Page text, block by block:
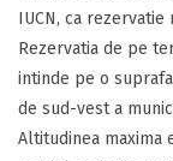
IUCN, ca
Rezervatia de pe
intinde pe o
de sud-vest a
Altitudinea maxima